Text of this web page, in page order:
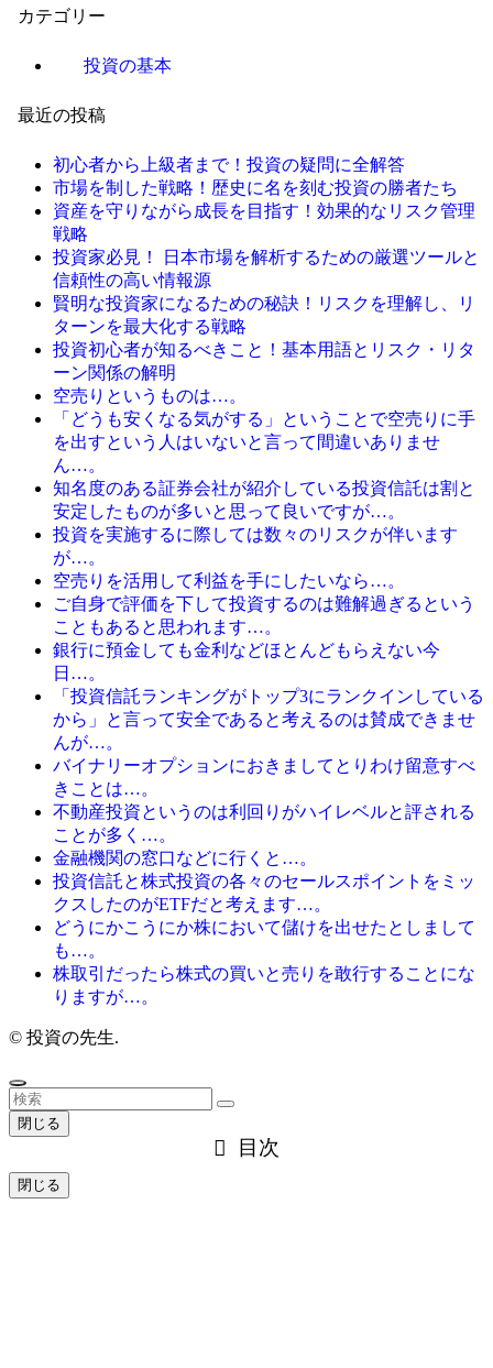
カテゴリー
投資の基本
最近の投稿
初心者から上級者まで！投資の疑問に全解答
市場を制した戦略！歴史に名を刻む投資の勝者たち
資産を守りながら成長を目指す！効果的なリスク管理
戦略
投資家必見！ 日本市場を解析するための厳選ツールと
信頼性の高い情報源
賢明な投資家になるための秘訣！リスクを理解し、リ
ターンを最大化する戦略
投資初心者が知るべきこと！基本用語とリスク・リタ
ーン関係の解明
空売りというものは…。
「どうも安くなる気がする」ということで空売りに手
を出すという人はいないと言って間違いありませ
ん…。
知名度のある証券会社が紹介している投資信託は割と
安定したものが多いと思って良いですが…。
投資を実施するに際しては数々のリスクが伴います
が…。
空売りを活用して利益を手にしたいなら…。
ご自身で評価を下して投資するのは難解過ぎるという
こともあると思われます…。
銀行に預金しても金利などほとんどもらえない今
日…。
「投資信託ランキングがトップ3にランクインしている
から」と言って安全であると考えるのは賛成できませ
んが…。
バイナリーオプションにおきましてとりわけ留意すべ
きことは…。
不動産投資というのは利回りがハイレベルと評される
ことが多く…。
金融機関の窓口などに行くと…。
投資信託と株式投資の各々のセールスポイントをミッ
クスしたのがETFだと考えます…。
どうにかこうにか株において儲けを出せたとしまして
も…。
株取引だったら株式の買いと売りを敢行することにな
りますが…。
© 投資の先生.
閉じる
目次
閉じる